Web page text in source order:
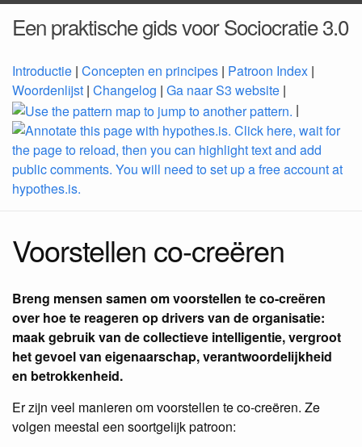
Een praktische gids voor Sociocratie 3.0
Introductie | Concepten en principes | Patroon Index |
Woordenlijst | Changelog | Ga naar S3 website |
|
Voorstellen co-creëren
Breng mensen samen om voorstellen te co-creëren
over hoe te reageren op drivers van de organisatie:
maak gebruik van de collectieve intelligentie, vergroot
het gevoel van eigenaarschap, verantwoordelijkheid
en betrokkenheid.
Er zijn veel manieren om voorstellen te co-creëren. Ze
volgen meestal een soortgelijk patroon: